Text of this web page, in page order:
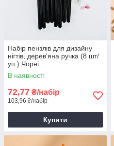
Набір пензлів для дизайну
нігтів, дерев'яна ручка (8 шт/
уп.) Чорні
В наявності
72,77 ₴/набір
103,96 ₴/набір
Купити